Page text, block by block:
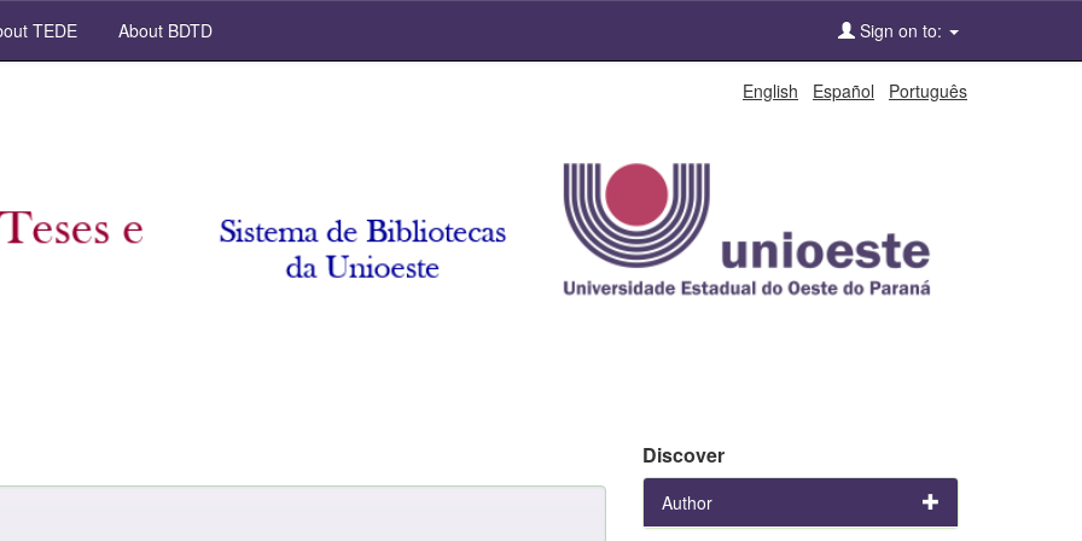
TEDE About BDTD Sign on to:
English Español Português
Discover
Author